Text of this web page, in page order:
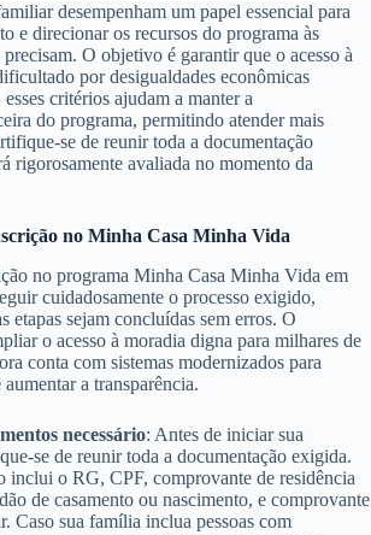
desempenham um papel essencial para
e direcionar os recursos do programa às
precisam. O objetivo é garantir que o acesso à
por desigualdades econômicas
critérios ajudam a manter a
do programa, permitindo atender mais
se de reunir toda a documentação
rigorosamente avaliada no momento da
no Minha Casa Minha Vida
no programa Minha Casa Minha Vida em
cuidadosamente o processo exigido,
etapas sejam concluídas sem erros. O
o acesso à moradia digna para milhares de
conta com sistemas modernizados para
a transparência.
necessário: Antes de iniciar sua
se de reunir toda a documentação exigida.
inclui o RG, CPF, comprovante de residência
de casamento ou nascimento, e comprovante
Caso sua família inclua pessoas com